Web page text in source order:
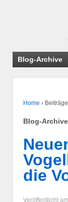
Blog-Archive
Home ›
Blog-Archive
die
Veröffentlicht am